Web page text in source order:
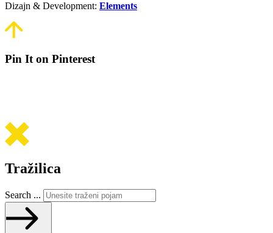
Dizajn & Development: Elements
Pin It on Pinterest
Tražilica
Search ...